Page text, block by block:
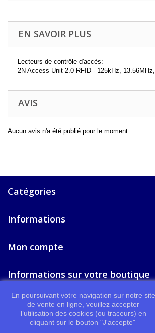
EN SAVOIR PLUS
Lecteurs de contrôle d'accès:
2N Access Unit 2.0 RFID - 125kHz,
AVIS
Aucun avis n'a été publié pour le moment.
Catégories
Informations
Mon compte
Informations sur votre boutique
En poursuivant votre navigation sur notre site
de vente en ligne, veuillez accepter
l’utilisation des cookies (ou traceurs) en
cliquant sur le bouton "J'accepte"